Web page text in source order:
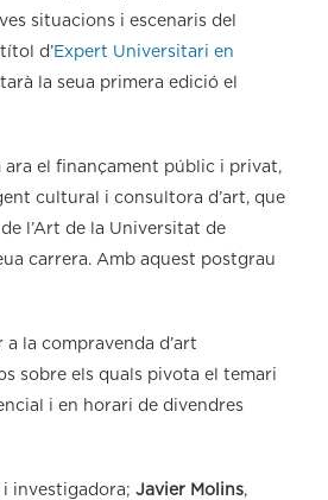
situacions i escenaris del
d’Expert Universitari en
la seua primera edició el
ara el finançament públic i privat,
cultural i consultora d’art, que
l’Art de la Universitat de
carrera. Amb aquest postgrau
la compravenda d’art
sobre els quals pivota el temari
i en horari de divendres
i investigadora; Javier Molins,